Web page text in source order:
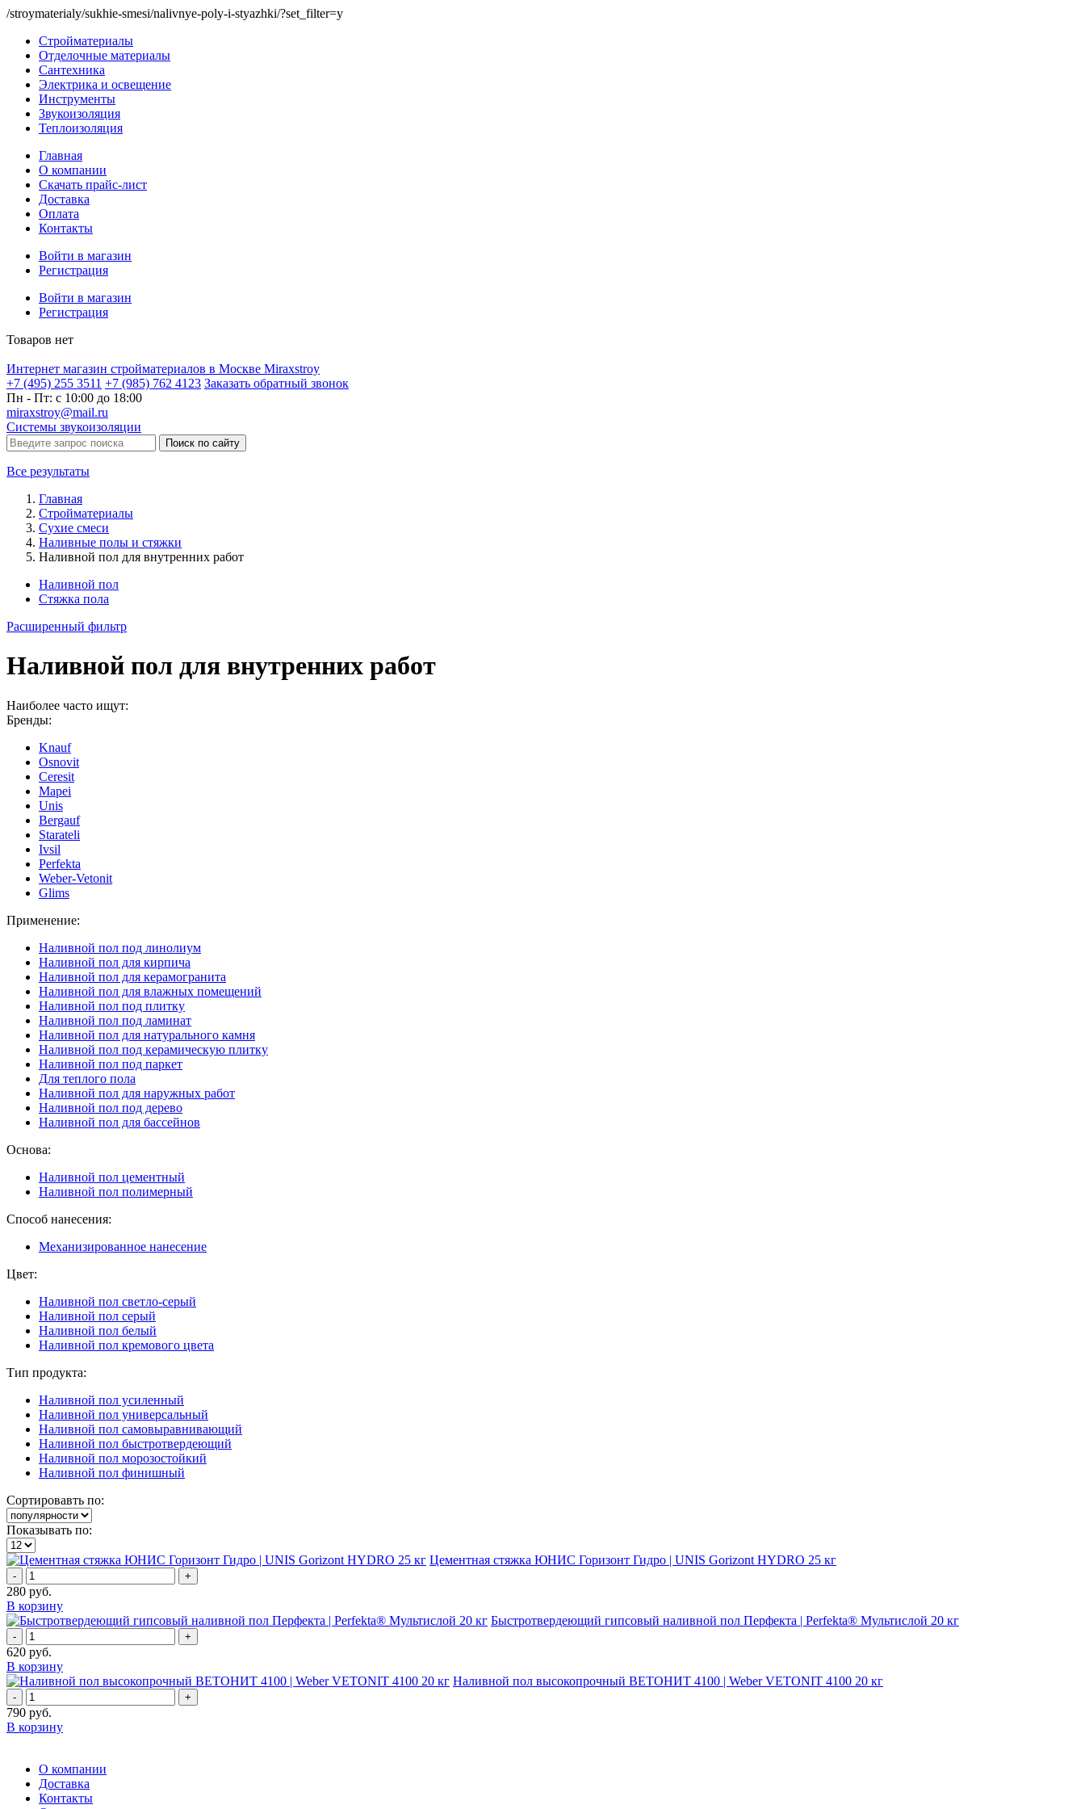
/stroymaterialy/sukhie-smesi/nalivnye-poly-i-styazhki/?set_filter=y
Стройматериалы
Отделочные материалы
Сантехника
Электрика и освещение
Инструменты
Звукоизоляция
Теплоизоляция
Главная
О компании
Скачать прайс-лист
Доставка
Оплата
Контакты
Войти в магазин
Регистрация
Войти в магазин
Регистрация
Товаров нет
Интернет магазин стройматериалов в Москве Miraxstroy
+7 (495) 255 3511 +7 (985) 762 4123 Заказать обратный звонок
Пн - Пт: с 10:00 до 18:00
miraxstroy@mail.ru
Системы звукоизоляции
Поиск по сайту
Все результаты
Главная
Стройматериалы
Сухие смеси
Наливные полы и стяжки
Наливной пол для внутренних работ
Наливной пол
Стяжка пола
Расширенный фильтр
Наливной пол для внутренних работ
Наиболее часто ищут:
Бренды:
Knauf
Osnovit
Ceresit
Mapei
Unis
Bergauf
Starateli
Ivsil
Perfekta
Weber-Vetonit
Glims
Применение:
Наливной пол под линолиум
Наливной пол для кирпича
Наливной пол для керамогранита
Наливной пол для влажных помещений
Наливной пол под плитку
Наливной пол под ламинат
Наливной пол для натурального камня
Наливной пол под керамическую плитку
Наливной пол под паркет
Для теплого пола
Наливной пол для наружных работ
Наливной пол под дерево
Наливной пол для бассейнов
Основа:
Наливной пол цементный
Наливной пол полимерный
Способ нанесения:
Механизированное нанесение
Цвет:
Наливной пол светло-серый
Наливной пол серый
Наливной пол белый
Наливной пол кремового цвета
Тип продукта:
Наливной пол усиленный
Наливной пол универсальный
Наливной пол самовыравнивающий
Наливной пол быстротвердеющий
Наливной пол морозостойкий
Наливной пол финишный
Сортировавть по:
Показывать по:
Цементная стяжка ЮНИС Горизонт Гидро | UNIS Gorizont HYDRO 25 кг
- +
280 руб.
В корзину
Быстротвердеющий гипсовый наливной пол Перфекта | Perfekta® Мультислой 20 кг
- +
620 руб.
В корзину
Наливной пол высокопрочный ВЕТОНИТ 4100 | Weber VETONIT 4100 20 кг
- +
790 руб.
В корзину
О компании
Доставка
Контакты